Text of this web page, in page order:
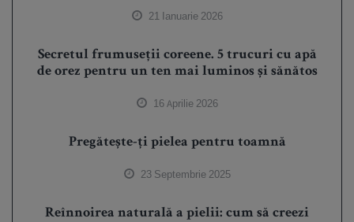
21 Ianuarie 2026
Secretul frumuseții coreene. 5 trucuri cu apă
de orez pentru un ten mai luminos și sănătos
16 Aprilie 2026
Pregătește-ți pielea pentru toamnă
23 Septembrie 2025
Reînnoirea naturală a pielii: cum să creezi